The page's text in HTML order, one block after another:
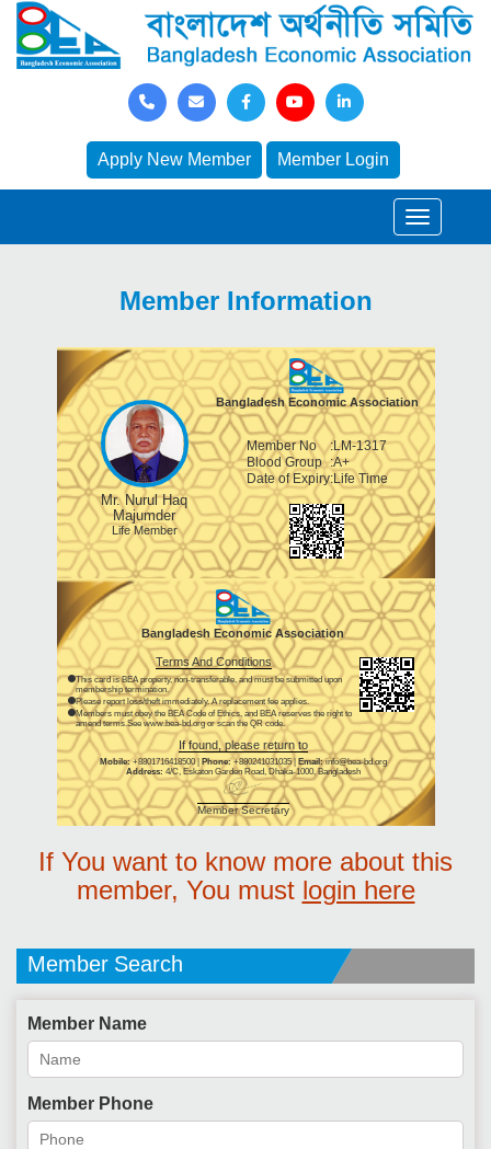
Apply New Member Member Login
Member Information
Mr. Nurul Haq
Majumder
Life Member
Bangladesh Economic Association
Member No :LM-1317
Blood Group :A+
Date of Expiry:Life Time
Bangladesh Economic Association
Terms And Conditions
This card is BEA property, non-transferable, and must be submitted upon
membership termination.
Please report loss/theft immediately. A replacement fee applies.
Members must obey the BEA Code of Ethics, and BEA reserves the right to
amend terms.See www.bea-bd.org or scan the QR code.
If found, please return to
Mobile:+8801716418500 | Phone:+880241031035 | Email:info@bea-bd.org
Address: 4/C, Eskaton Garden Road, Dhaka-1000, Bangladesh
Member Secretary
If You want to know more about this
member, You must login here
Member Search
Member Name
Member Phone